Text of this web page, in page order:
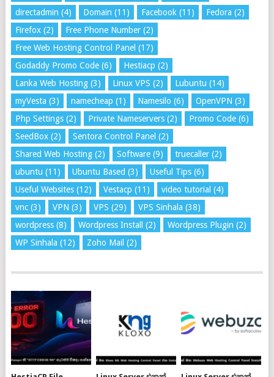
directadmin (4) Domain (11) Facebook (11) Fedora (2)
Firefox(2) Free Phone Number(2)
Free Web Hosting Control Panel (17)
Godaddy Promo Code(6) Hestiacp (2)
Lanka Web Hosting(3) Linux VPS (2) Lubuntu (14)
myVesta (3) namecheap (1) Namesilo (6) OpenVPN (3)
Php Settings(2) Private Nameservers(2) Promo Code(6)
SeedBox(2) Sentora Control Panel (2)
Shared Web Hosting(2) Software(9) truecaller(2)
ubuntu (11) Ubuntu Based (3) Useful Tips(6)
Useful Websites(12) Vestacp (11) video tutorial (4)
vnc(3) VPN (3) VPS (29) VPS Sinhala (38)
wordpress(8) Wordpress Install (2) Wordpress Plugin (2)
WP Sinhala (12) Zoho Mail (2)